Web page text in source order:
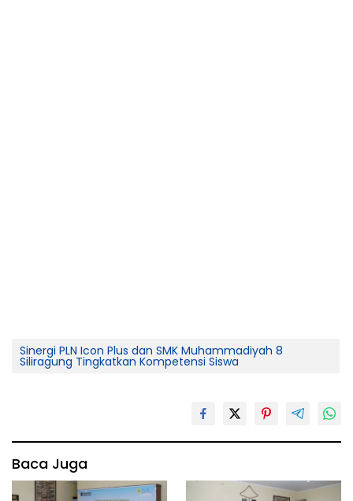
Sinergi PLN Icon Plus dan SMK Muhammadiyah 8
Siliragung Tingkatkan Kompetensi Siswa
Baca Juga